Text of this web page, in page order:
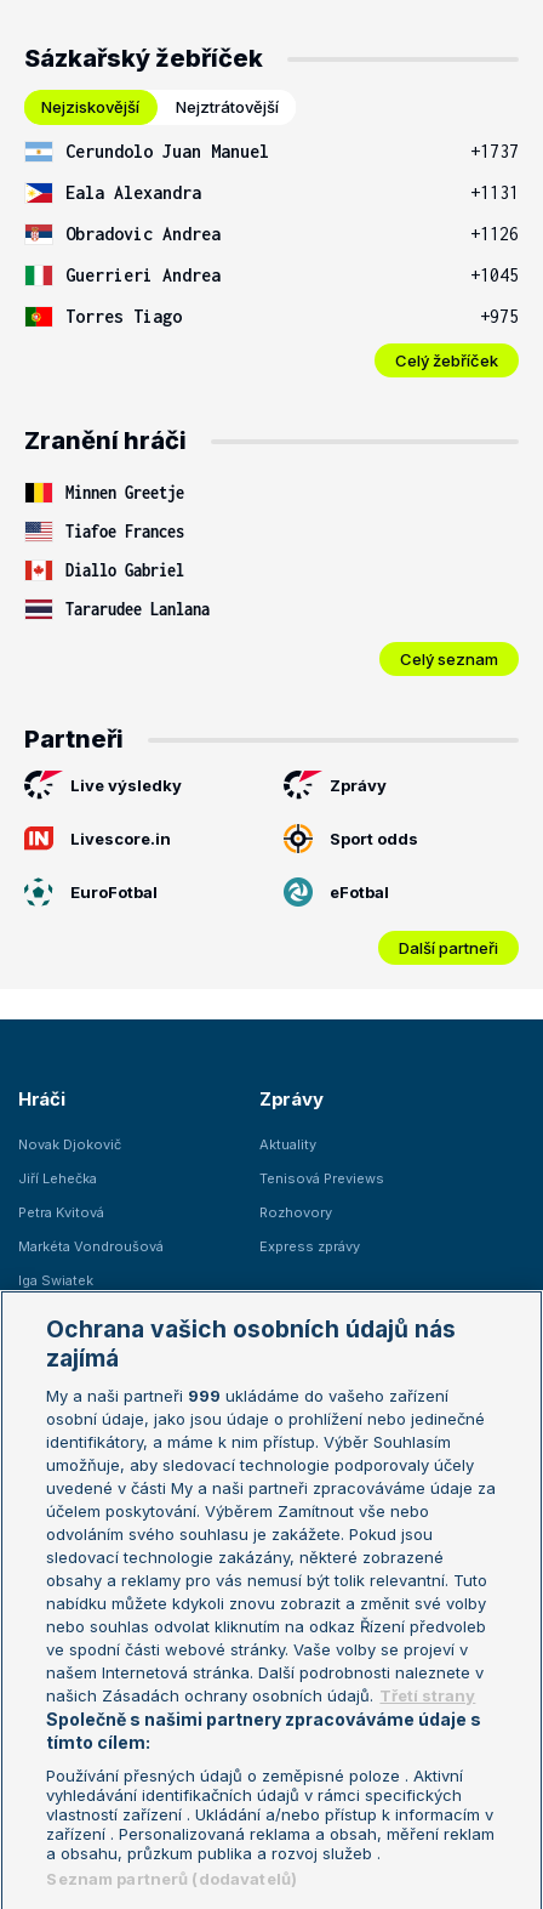
Sázkařský žebříček
Nejziskovější Nejztrátovější
Cerundolo Juan Manuel
+1737
Eala Alexandra
+1131
Obradovic Andrea
+1126
Guerrieri Andrea
+1045
Torres Tiago
+975
Celý žebříček
Zranění hráči
Minnen Greetje
Tiafoe Frances
Diallo Gabriel
Tararudee Lanlana
Celý seznam
Partneři
Live výsledky Zprávy
Livescore.in Sport odds
EuroFotbal eFotbal
Další partneři
Hráči
Novak Djokovič
Jiří Lehečka
Petra Kvitová
Markéta Vondroušová
Iga Swiatek
Zprávy
Aktuality
Tenisová Previews
Rozhovory
Express zprávy
Žebříčky
Žebříček ATP (muži)
Žebříček WTA (ženy)
Sázkařský žebříček
Australian Open
French Open
Wimbledon
US Open
Turnaj mistrů
Turnaj mistryň
Aktualní trendy
Fotbalové přestupy
Livesport Daily
LS Prague Open
Podmínky užití
Nastavení soukromí
GDPR a žurnalistika
Reklama
Kontakt
Informace o zpracování osobních
údajů
Ochrana vašich osobních údajů nás
zajímá
My a naši partneři 999 ukládáme do vašeho zařízení
osobní údaje, jako jsou údaje o prohlížení nebo jedinečné
identifikátory, a máme k nim přístup. Výběr Souhlasím
umožňuje, aby sledovací technologie podporovaly účely
uvedené v části My a naši partneři zpracováváme údaje za
účelem poskytování. Výběrem Zamítnout vše nebo
odvoláním svého souhlasu je zakážete. Pokud jsou
sledovací technologie zakázány, některé zobrazené
obsahy a reklamy pro vás nemusí být tolik relevantní. Tuto
nabídku můžete kdykoli znovu zobrazit a změnit své volby
nebo souhlas odvolat kliknutím na odkaz Řízení předvoleb
ve spodní části webové stránky. Vaše volby se projeví v
našem Internetová stránka. Další podrobnosti naleznete v
našich Zásadách ochrany osobních údajů. Třetí strany
Společně s našimi partnery zpracováváme údaje s
tímto cílem:
Používání přesných údajů o zeměpisné poloze . Aktivní
vyhledávání identifikačních údajů v rámci specifických
vlastností zařízení . Ukládání a/nebo přístup k informacím v
zařízení . Personalizovaná reklama a obsah, měření reklam
a obsahu, průzkum publika a rozvoj služeb .
Seznam partnerů (dodavatelů)